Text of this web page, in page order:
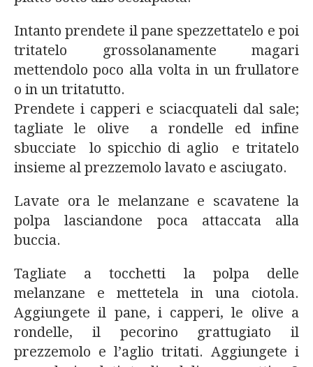
Intanto prendete il pane spezzettatelo e poi
tritatelo grossolanamente magari
mettendolo poco alla volta in un frullatore
o in un tritatutto.
Prendete i capperi e sciacquateli dal sale;
tagliate le olive a rondelle ed infine
sbucciate lo spicchio di aglio e tritatelo
insieme al prezzemolo lavato e asciugato.
Lavate ora le melanzane e scavatene la
polpa lasciandone poca attaccata alla
buccia.
Tagliate a tocchetti la polpa delle
melanzane e mettetela in una ciotola.
Aggiungete il pane, i capperi, le olive a
rondelle, il pecorino grattugiato il
prezzemolo e l’aglio tritati. Aggiungete i